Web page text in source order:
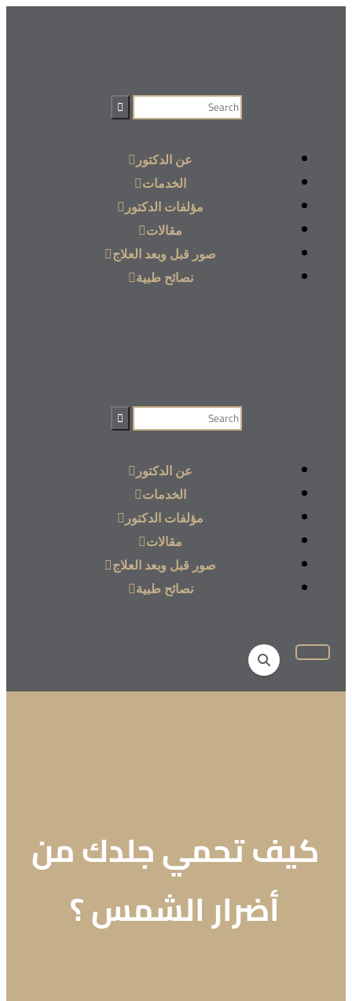
عن الدكتور
الخدمات
مؤلفات الدكتور
مقالات
صور قبل وبعد العلاج
نصائح طبية
عن الدكتور
الخدمات
مؤلفات الدكتور
مقالات
صور قبل وبعد العلاج
نصائح طبية
كيف تحمي جلدك من
أضرار الشمس ؟